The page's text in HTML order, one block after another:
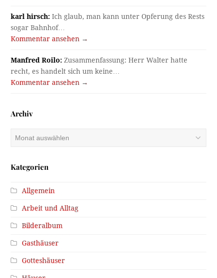
karl hirsch: Ich glaub, man kann unter Opferung des Rests
sogar Bahnhof…
Kommentar ansehen →
Manfred Roilo: Zusammenfassung: Herr Walter hatte
recht, es handelt sich um keine…
Kommentar ansehen →
Archiv
Archiv
Kategorien
Allgemein
Arbeit und Alltag
Bilderalbum
Gasthäuser
Gotteshäuser